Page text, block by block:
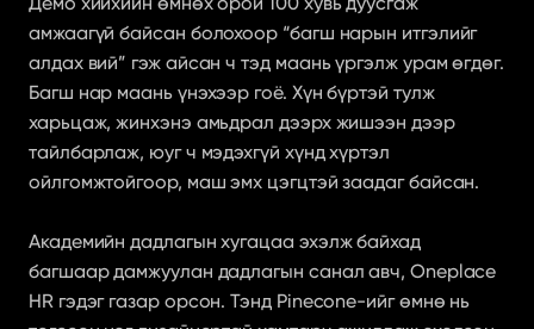
амжаагүй байсан болохоор “багш нарын итгэлийг
алдах вий” гэж айсан ч тэд маань үргэлж урам өгдөг.
Багш нар маань үнэхээр гоё. Хүн бүртэй тулж
харьцаж, жинхэнэ амьдрал дээрх жишээн дээр
тайлбарлаж, юуг ч мэдэхгүй хүнд хүртэл
ойлгомжтойгоор, маш эмх цэгцтэй заадаг байсан.
Академийн дадлагын хугацаа эхэлж байхад
багшаар дамжуулан дадлагын санал авч, Oneplace
HR гэдэг газар орсон. Тэнд Pinecone-ийг өмнө нь